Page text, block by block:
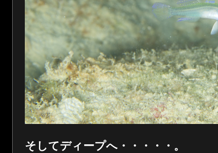
そしてディープへ・・・・・。